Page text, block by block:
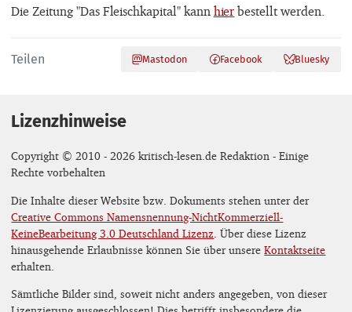
Die Zeitung "Das Fleischkapital" kann hier bestellt werden.
Teilen Mastodon Facebook Bluesky
Lizenzhinweise
Copyright © 2010 - 2026 kritisch-lesen.de Redaktion - Einige
Rechte vorbehalten
Die Inhalte dieser Website bzw. Dokuments stehen unter der
Creative Commons Namensnennung-NichtKommerziell-
KeineBearbeitung 3.0 Deutschland Lizenz . Über diese Lizenz
hinausgehende Erlaubnisse können Sie über unsereKontaktseite
erhalten.
Sämtliche Bilder sind, soweit nicht anders angegeben, von dieser